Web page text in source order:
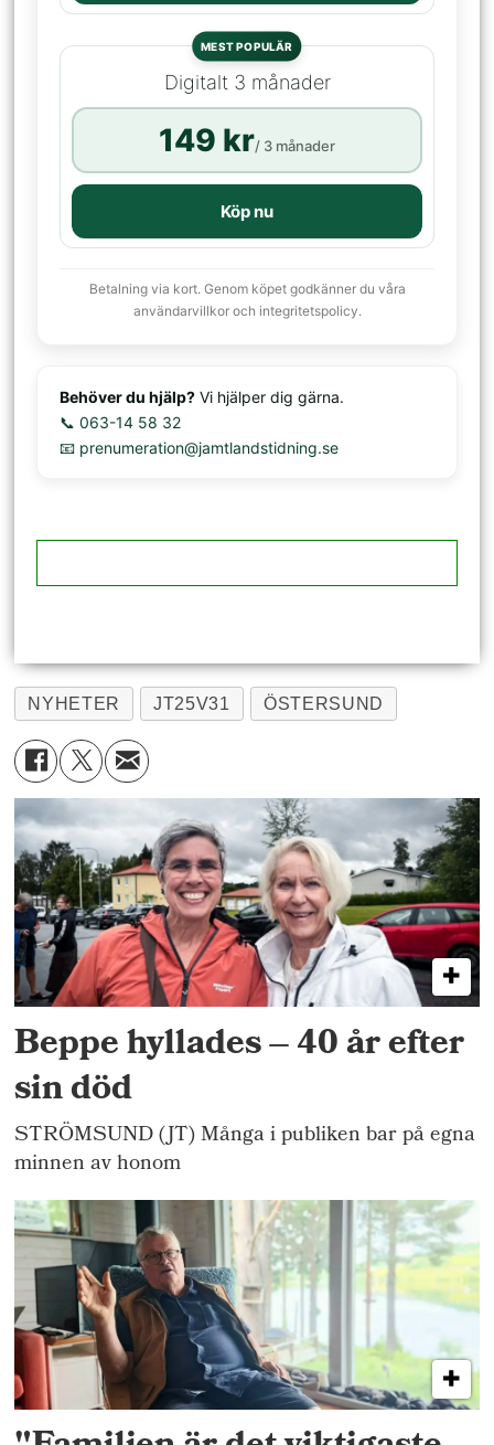
MEST POPULÄR
Digitalt 3 månader
149 kr/ 3 månader
Köp nu
Betalning via kort. Genom köpet godkänner du våra
användarvillkor och integritetspolicy.
Behöver du hjälp? Vi hjälper dig gärna.
📞 063-14 58 32
📧 prenumeration@jamtlandstidning.se
NYHETER JT25V31 ÖSTERSUND
Beppe hyllades – 40 år efter
sin död
STRÖMSUND (JT) Många i publiken bar på egna
minnen av honom